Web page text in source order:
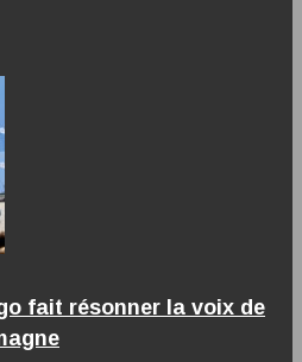
fait résonner la voix de